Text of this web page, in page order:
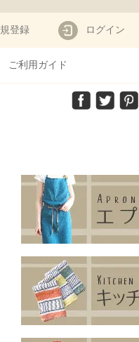
登録 ログイン
ご利用ガイド